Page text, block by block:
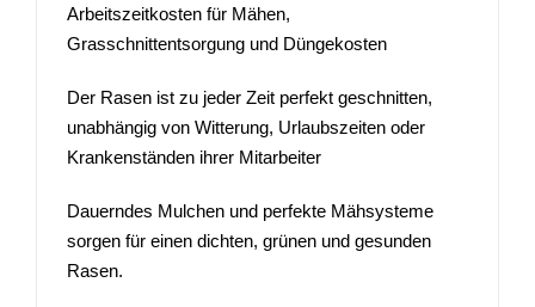
Arbeitszeitkosten für Mähen,
Grasschnittentsorgung und Düngekosten
Der Rasen ist zu jeder Zeit perfekt geschnitten,
unabhängig von Witterung, Urlaubszeiten oder
Krankenständen ihrer Mitarbeiter
Dauerndes Mulchen und perfekte Mähsysteme
sorgen für einen dichten, grünen und gesunden
Rasen.